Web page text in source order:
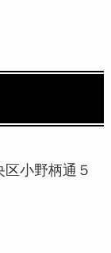
小野柄通５